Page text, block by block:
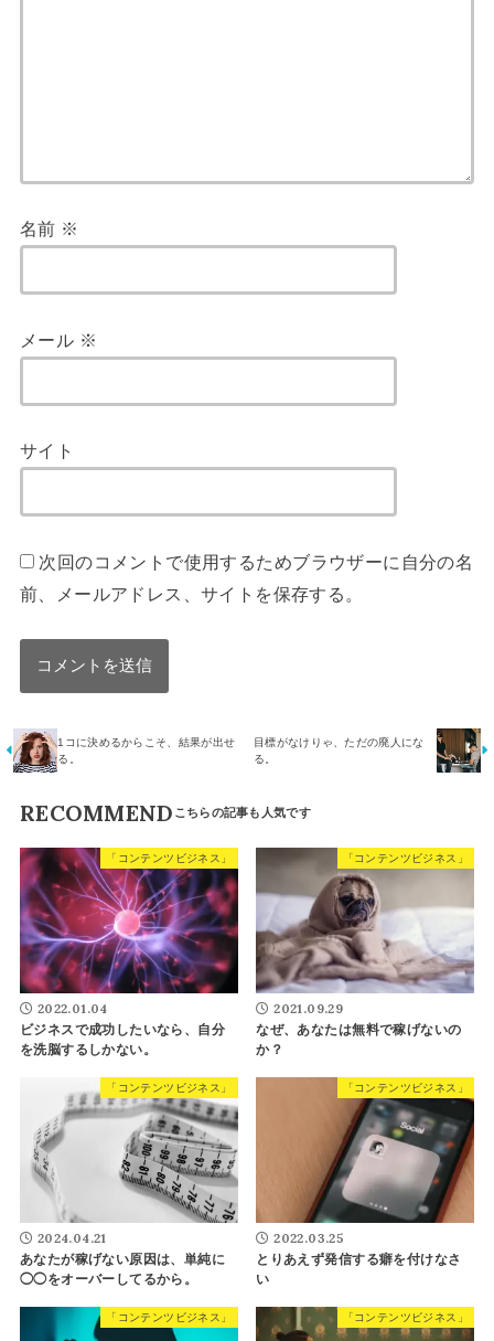
名前 ※
メール ※
サイト
次回のコメントで使用するためブラウザーに自分の名
前、メールアドレス、サイトを保存する。
1コに決めるからこそ、結果が出せ
る。
目標がなけりゃ、ただの廃人にな
る。
RECOMMEND
「コンテンツビジネス」
2022.01.04
ビジネスで成功したいなら、自分
を洗脳するしかない。
「コンテンツビジネス」
2021.09.29
なぜ、あなたは無料で稼げないの
か？
「コンテンツビジネス」
2024.04.21
あなたが稼げない原因は、単純に
◯◯をオーバーしてるから。
「コンテンツビジネス」
2022.03.25
とりあえず発信する癖を付けなさ
い
「コンテンツビジネス」 「コンテンツビジネス」